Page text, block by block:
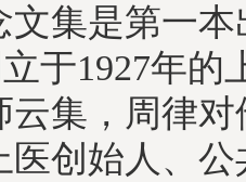
文集是第一本
1927年的
云集，周律
医创始人、